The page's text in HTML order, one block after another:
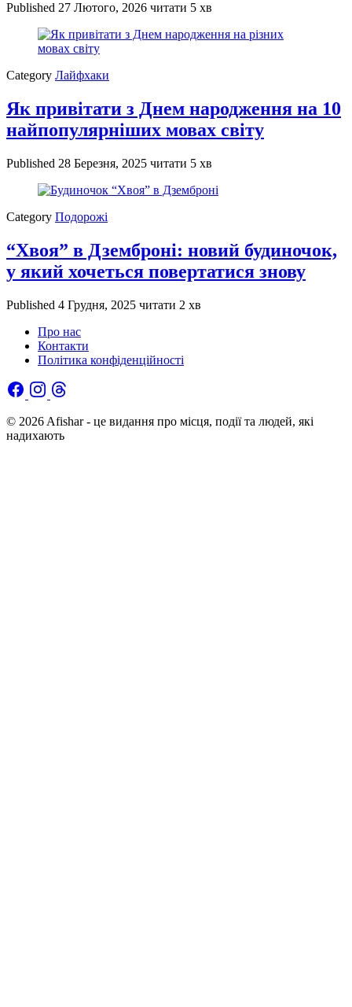
Published 27 Лютого, 2026 читати 5 хв
Category Лайфхаки
Як привітати з Днем народження на 10
найпопулярніших мовах світу
Published 28 Березня, 2025 читати 5 хв
Category Подорожі
“Хвоя” в Дземброні: новий будиночок,
у який хочеться повертатися знову
Published 4 Грудня, 2025 читати 2 хв
Про нас
Контакти
Політика конфіденційності
© 2026 Afishar - це видання про місця, події та людей, які
надихають